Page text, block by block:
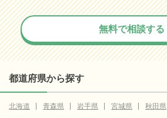
無料で相談する
都道府県から探す
北海道 青森県 岩手県 宮城県 秋田県